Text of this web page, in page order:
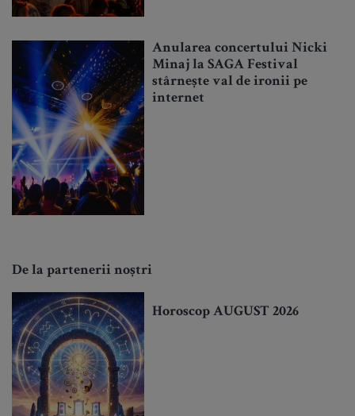
Anularea concertului Nicki
Minaj la SAGA Festival
stârnește val de ironii pe
internet
De la partenerii noștri
Horoscop AUGUST 2026